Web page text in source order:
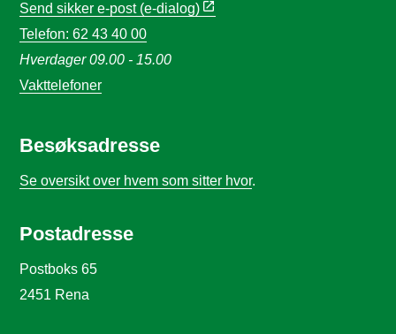
Send sikker e-post (e-dialog)
Telefon: 62 43 40 00
Hverdager 09.00 - 15.00
Vakttelefoner
Besøksadresse
Se oversikt over hvem som sitter hvor.
Postadresse
Postboks 65
2451 Rena